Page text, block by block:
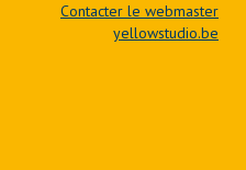
Contacter le webmaster
yellowstudio.be